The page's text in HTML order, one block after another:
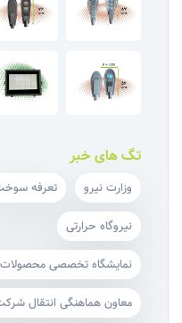
تگ های خبر
وزارت نیرو تعرفه
نیروگاه حرارتی
نمایشگاه تخصصی محصولات
معاون هماهنگی انتقال